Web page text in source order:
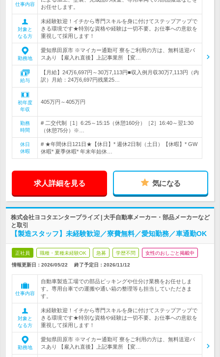
仕事内容
お任せします。
対象と
なる方
未経験歓迎！イチから専門スキルを身に付けてステップアップで
きる環境です★特別な資格や経験は一切不要。お仕事への意欲を
重視して採用します！
勤務地
愛知県田原市 ※マイカー通勤可 寮をご利用の方は、無料送迎バ
スあり 【雇入れ直後】上記事業所 【変…
給与
【月給】24万6,697円～30万7,113円■収入例月収30万7,113円（内
訳）月給：24万6,697円残業25…
初年度
年収
405万円～405万円
勤務
時間
# 二交代制［1］6:25～15:15（休憩160分）［2］16:40～翌1:30
（休憩75分）※…
休日
休暇
# ★年間休日121日★【休日】* 週休2日制（土日）【休暇】* GW
休暇* 夏季休暇* 年末年始休…
求人詳細を見る 気になる
株式会社ヨコタエンタープライズ | 大手自動車メーカー・部品メーカーなど
と取引
【製造スタッフ】未経験歓迎／寮費無料／愛知勤務／車通勤OK
正社員 職種・業種未経験OK 急募 学歴不問 女性のおしごと掲載中
情報更新日：2026/05/22 終了予定日： 2026/11/12
仕事内容
自動車製造工場での部品ピッキングや仕分け業務をお任せしま
す。専用台車での運搬や通い箱の整理等も担当していただきま
す。
対象と
なる方
未経験歓迎！イチから専門スキルを身に付けてステップアップで
きる環境です★特別な資格や経験は一切不要。お仕事への意欲を
重視して採用します！
勤務地
愛知県田原市 ※マイカー通勤可 寮をご利用の方は、無料送迎バ
スあり 【雇入れ直後】上記事業所 【変…